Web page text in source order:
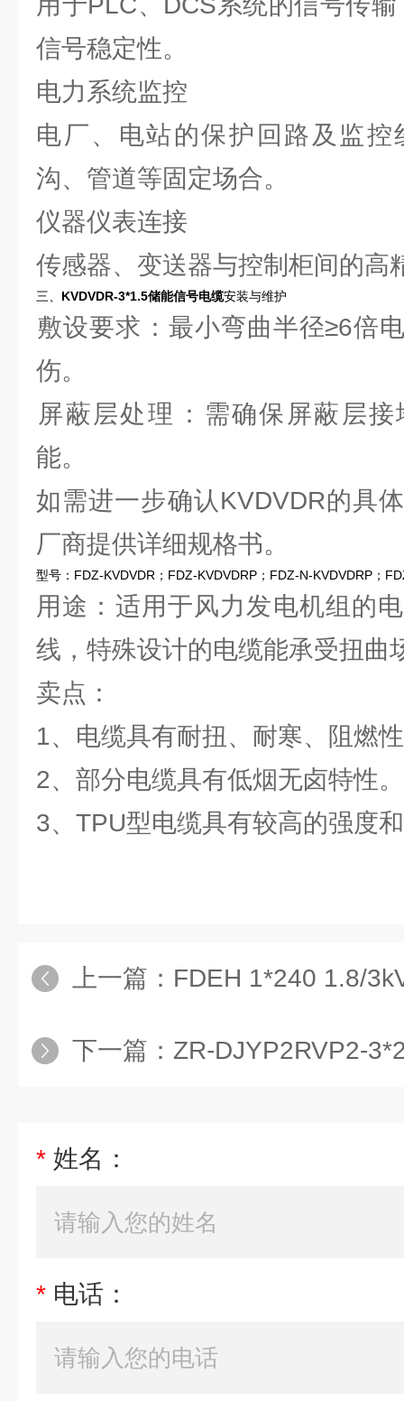
信号稳定性‌。
‌电力系统监控‌
电厂、电站的保护回路及监
沟、管道等固定场合‌。
‌仪器仪表连接‌
传感器、变送器与控制柜间的高
三、 KVDVDR-3*1.5储能信号电缆安装与维护
敷设要求‌：最小弯曲半径≥6倍
伤‌。
屏蔽层处理‌：需确保屏蔽层
能‌。
如需进一步确认KVDVDR的具
厂商提供详细规格书‌。
型号：FDZ-KVDVDR；FDZ-KVDVDRP；FDZ-N-KVDVDRP；
用途：适用于风力发电机组的
线，特殊设计的电缆能承受扭曲
卖点：
1、电缆具有耐扭、耐寒、阻燃
2、部分电缆具有低烟无卤特性。
3、TPU型电缆具有较高的强度
上一篇： FDEH 1*240 1.8/
下一篇： ZR-DJYP2RVP2-
* 姓名：
* 电话：